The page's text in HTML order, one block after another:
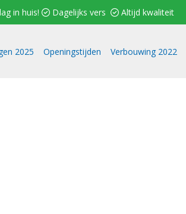
in huis!  Dagelijks vers  Altijd kwaliteit
2025 Openingstijden Verbouwing 2022